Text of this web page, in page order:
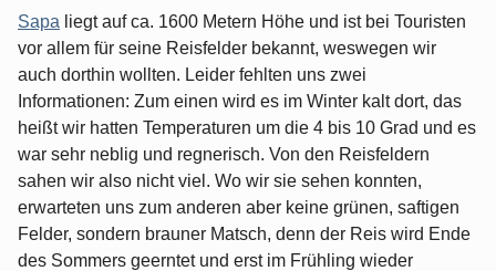
Sapa liegt auf ca. 1600 Metern Höhe und ist bei Touristen
vor allem für seine Reisfelder bekannt, weswegen wir
auch dorthin wollten. Leider fehlten uns zwei
Informationen: Zum einen wird es im Winter kalt dort, das
heißt wir hatten Temperaturen um die 4 bis 10 Grad und es
war sehr neblig und regnerisch. Von den Reisfeldern
sahen wir also nicht viel. Wo wir sie sehen konnten,
erwarteten uns zum anderen aber keine grünen, saftigen
Felder, sondern brauner Matsch, denn der Reis wird Ende
des Sommers geerntet und erst im Frühling wieder